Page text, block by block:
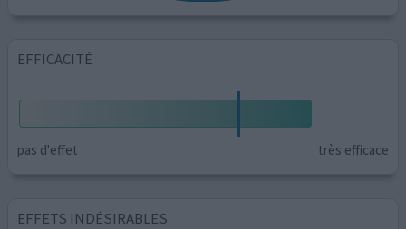
EFFICACITÉ
pas d'effet très efficace
EFFETS INDÉSIRABLES